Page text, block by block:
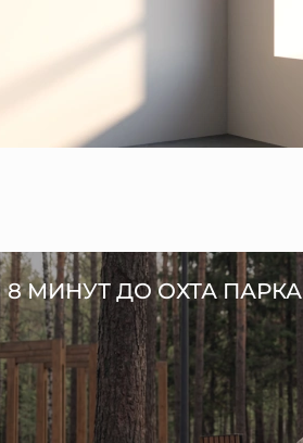
8 МИНУТ ДО ОХТА ПАРКА